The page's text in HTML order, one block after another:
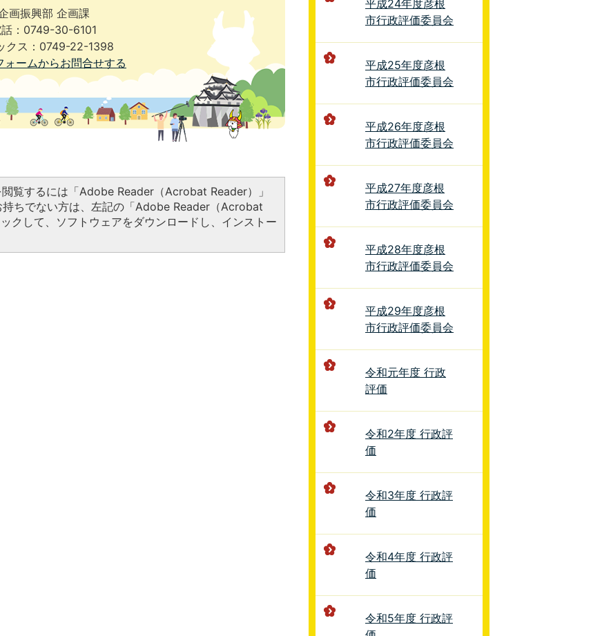
画振興部 企画課
話：0749-30-6101
クス：0749-22-1398
ォームからお問合せする
覧するには「Adobe Reader（Acrobat Reader）」
持ちでない方は、左記の「Adobe Reader（Acrobat
クして、ソフトウェアをダウンロードし、インストー
平成24年度彦根
市行政評価委員会
平成25年度彦根
市行政評価委員会
平成26年度彦根
市行政評価委員会
平成27年度彦根
市行政評価委員会
平成28年度彦根
市行政評価委員会
平成29年度彦根
市行政評価委員会
令和元年度 行政
評価
令和2年度 行政評
価
令和3年度 行政評
価
令和4年度 行政評
価
令和5年度 行政評